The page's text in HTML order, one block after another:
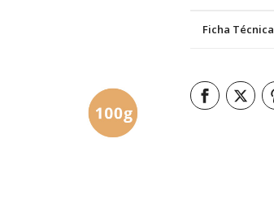
Ficha Técnica